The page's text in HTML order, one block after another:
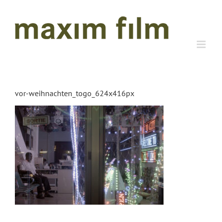
springen
vor-weihnachten_togo_624x416px